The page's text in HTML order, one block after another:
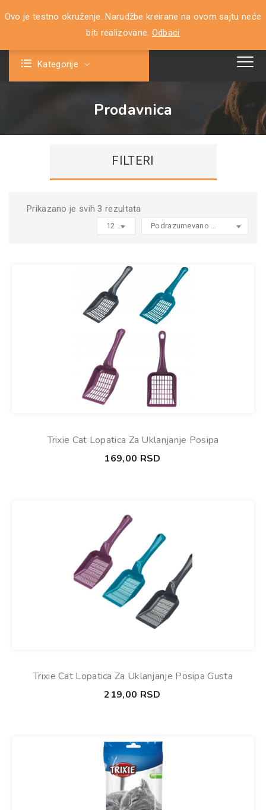
Ovo je testno okruženje. Narudžbe kreirane na ovom sajtu neće
biti realizovane. Odbaci
0
Kategorije
Prodavnica
Prikazano je svih 3 rezultata
12 products per page
Trixie Cat Lopatica Za Uklanjanje Posipa
169,00 RSD
Trixie Cat Lopatica Za Uklanjanje Posipa Gusta
219,00 RSD
FILTERI